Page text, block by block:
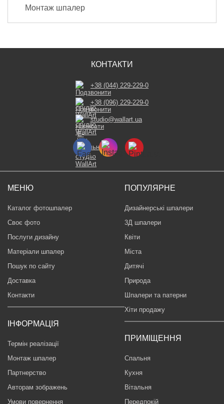
Монтаж шпалер
МЕНЮ
Каталог фотошпалер
Своє фото
Послуги дизайну
Матеріали шпалер
Пошук по сайту
Доставка
Контакти
ІНФОРМАЦІЯ
Термін реалізації
Монтаж шпалер
Партнерство
Авторам зображень
Умови повернення
ПОПУЛЯРНЕ
Дизайнерські шпалери
3Д шпалери
Квіти
Міста
Дитячі
Природа
Шпалери та патерни
Хіти продажу
ПРИМІЩЕННЯ
Спальня
Кухня
Вітальня
Передпокій
КОНТАКТИ
+38 (044) 229-229-0
+38 (096) 229-229-0
studio@wallart.ua